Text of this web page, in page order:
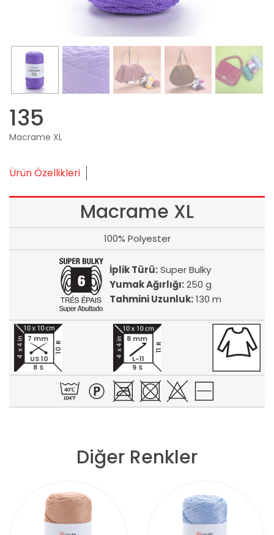
135
Macrame XL
Ürün Özellikleri
Macrame XL
100% Polyester
İplik Türü:Super Bulky
Yumak Ağırlığı:250 g
Tahmini Uzunluk:130 m
8 S
10 R
7 mm
US 10
9 S
11 R
8 mm
L-11
Diğer Renkler